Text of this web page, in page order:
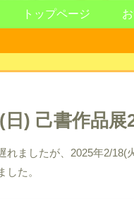
トップページ
日) 己書作品
れましたが、2025年2/18(
した。